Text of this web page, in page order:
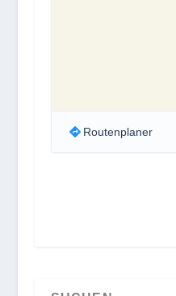
Routenplaner